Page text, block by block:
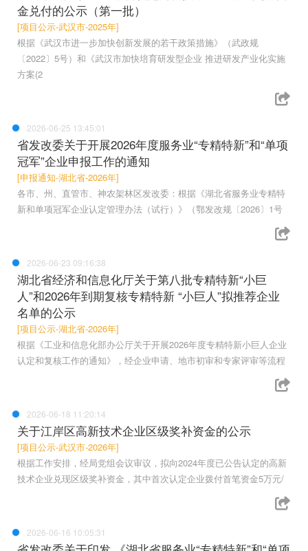
金兑付的公示（第一批）
[项目公示-武汉市-2025年]
根据《武汉市进一步加快创新发展的若干政策措施》（武政规
〔2022〕5号）和《武汉市加快培育研发型企业 推进研发产业化实施
方案(2
2026-06-25 13:45:01
省发改委关于开展2026年度服务业“专精特新”和“单项
冠军”企业申报工作的通知
[申报通知-湖北省-2026年]
各市、州、直管市、神农架林区发改委：根据《湖北省服务业专精特
新和单项冠军企业认定管理办法（试行）》（鄂发改规〔2026〕1号
2026-06-23 09:16:38
湖北省经济和信息化厅关于第八批专精特新“小巨
人”和2026年到期复核专精特新 “小巨人”拟推荐企业
名单的公示
[项目公示-湖北省-2026年]
根据《工业和信息化部办公厅关于开展2026年度专精特新小巨人企业
认定和复核工作的通知》，经企业申请、地市初审和专家评审等流程
2026-06-18 11:20:14
关于江岸区高新技术企业区级奖补资金的公示
[项目公示-武汉市-2026年]
根据工作安排，经局党组会议审议，拟向2024年度已公告认定的高新
技术企业兑现区级奖补资金，其中首次认定企业拨付首笔资金5万元/
2026-06-16 10:05:31